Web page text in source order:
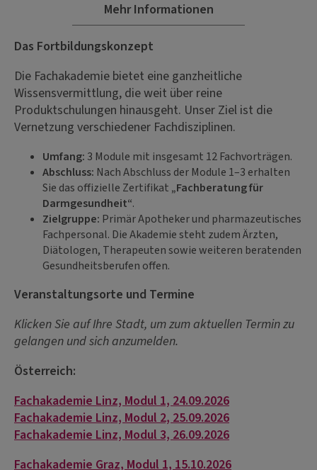
Mehr Informationen
Das Fortbildungskonzept
Die Fachakademie bietet eine ganzheitliche
Wissensvermittlung, die weit über reine
Produktschulungen hinausgeht. Unser Ziel ist die
Vernetzung verschiedener Fachdisziplinen.
Umfang: 3 Module mit insgesamt 12 Fachvorträgen.
Abschluss: Nach Abschluss der Module 1–3 erhalten
Sie das offizielle Zertifikat „Fachberatung für
Darmgesundheit“.
Zielgruppe: Primär Apotheker und pharmazeutisches
Fachpersonal. Die Akademie steht zudem Ärzten,
Diätologen, Therapeuten sowie weiteren beratenden
Gesundheitsberufen offen.
Veranstaltungsorte und Termine
Klicken Sie auf Ihre Stadt, um zum aktuellen Termin zu
gelangen und sich anzumelden.
Österreich:
Fachakademie Linz, Modul 1, 24.09.2026
Fachakademie Linz, Modul 2, 25.09.2026
Fachakademie Linz, Modul 3, 26.09.2026
Fachakademie Graz, Modul 1, 15.10.2026